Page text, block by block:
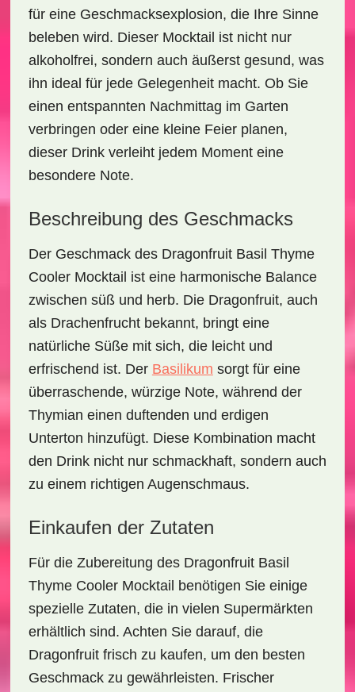
für eine Geschmacksexplosion, die Ihre Sinne
beleben wird. Dieser Mocktail ist nicht nur
alkoholfrei, sondern auch äußerst gesund, was
ihn ideal für jede Gelegenheit macht. Ob Sie
einen entspannten Nachmittag im Garten
verbringen oder eine kleine Feier planen,
dieser Drink verleiht jedem Moment eine
besondere Note.
Beschreibung des Geschmacks
Der Geschmack des Dragonfruit Basil Thyme
Cooler Mocktail ist eine harmonische Balance
zwischen süß und herb. Die Dragonfruit, auch
als Drachenfrucht bekannt, bringt eine
natürliche Süße mit sich, die leicht und
erfrischend ist. Der Basilikum sorgt für eine
überraschende, würzige Note, während der
Thymian einen duftenden und erdigen
Unterton hinzufügt. Diese Kombination macht
den Drink nicht nur schmackhaft, sondern auch
zu einem richtigen Augenschmaus.
Einkaufen der Zutaten
Für die Zubereitung des Dragonfruit Basil
Thyme Cooler Mocktail benötigen Sie einige
spezielle Zutaten, die in vielen Supermärkten
erhältlich sind. Achten Sie darauf, die
Dragonfruit frisch zu kaufen, um den besten
Geschmack zu gewährleisten. Frischer